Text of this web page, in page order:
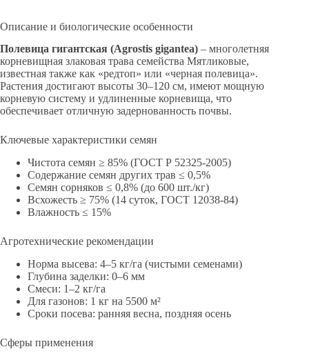
Описание и биологические особенности
Полевица гигантская (Agrostis gigantea) – многолетняя
корневищная злаковая трава семейства Мятликовые,
известная также как «редтоп» или «черная полевица».
Растения достигают высоты 30–120 см, имеют мощную
корневую систему и удлиненные корневища, что
обеспечивает отличную задернованность почвы.
Ключевые характеристики семян
Чистота семян ≥ 85% (ГОСТ Р 52325-2005)
Содержание семян других трав ≤ 0,5%
Семян сорняков ≤ 0,8% (до 600 шт./кг)
Всхожесть ≥ 75% (14 суток, ГОСТ 12038-84)
Влажность ≤ 15%
Агротехнические рекомендации
Норма высева: 4–5 кг/га (чистыми семенами)
Глубина заделки: 0–6 мм
Смеси: 1–2 кг/га
Для газонов: 1 кг на 5500 м²
Сроки посева: ранняя весна, поздняя осень
Сферы применения